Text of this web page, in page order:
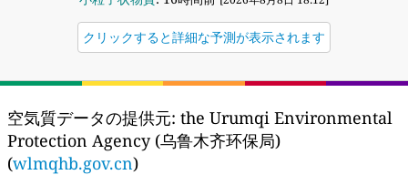
クリックすると詳細な予測が表示されます
空気質データの提供元: the Urumqi Environmental
Protection Agency (乌鲁木齐环保局)
(wlmqhb.gov.cn)